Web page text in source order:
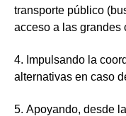
transporte público
acceso a las grandes
4. Impulsando la
alternativas en caso
5. Apoyando, desde